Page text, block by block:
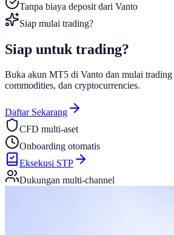
Tanpa biaya deposit dari Vanto
Siap mulai trading?
Siap untuk trading?
Buka akun MT5 di Vanto dan mulai
commodities, dan cryptocurrencies.
Daftar Sekarang
CFD multi-aset
Onboarding otomatis
Eksekusi STP
Dukungan multi-channel